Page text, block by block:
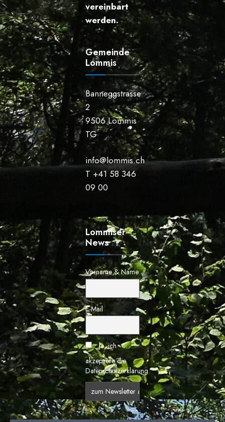
vereinbart
werden.
Gemeinde
Lommis
Banneggstrasse
2
9506 Lommis
TG
info@lommis.ch
T +41 58 346
09 00
Lommiser
News
Vorname & Name
E-Mail
Ja, ich
akzeptiere die
Datenschutzerklärung.